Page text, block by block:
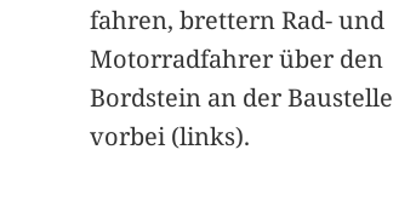
fahren, brettern Rad- und
Motorradfahrer über den
Bordstein an der Baustelle
vorbei (links).